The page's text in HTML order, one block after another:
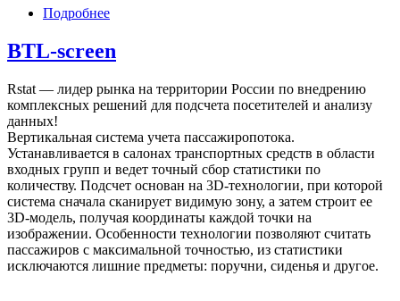
Подробнее
проект
BTL-screen
Rstat — лидер рынка на территории России по внедрению
комплексных решений для подсчета посетителей и анализу
данных!
Вертикальная система учета пассажиропотока.
Устанавливается в салонах транспортных средств в области
входных групп и ведет точный сбор статистики по
количеству. Подсчет основан на 3D-технологии, при которой
система сначала сканирует видимую зону, а затем строит ее
3D-модель, получая координаты каждой точки на
изображении. Особенности технологии позволяют считать
пассажиров с максимальной точностью, из статистики
исключаются лишние предметы: поручни, сиденья и другое.